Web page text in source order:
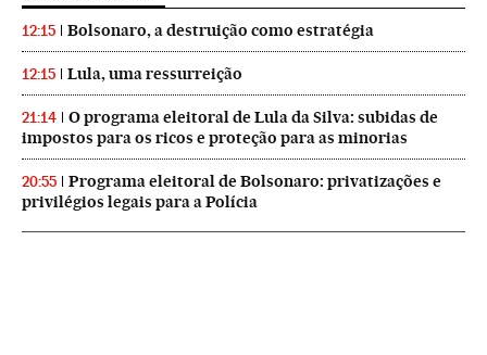
12:15 Bolsonaro, a destruição como estratégia
12:15 Lula, uma ressurreição
21:14
O programa eleitoral de Lula da Silva: subidas de
impostos para os ricos e proteção para as minorias
20:55
Programa eleitoral de Bolsonaro: privatizações e
privilégios legais para a Polícia